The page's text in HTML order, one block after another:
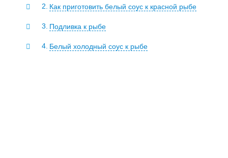
Как приготовить белый соус к красной рыбе
Подливка к рыбе
Белый холодный соус к рыбе